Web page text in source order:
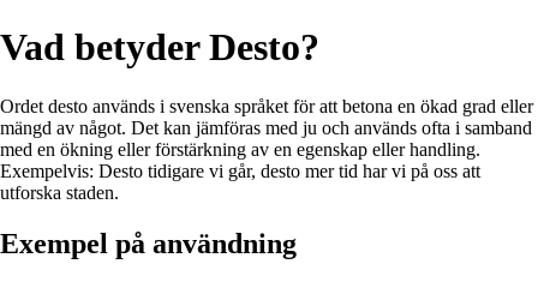
Vad betyder Desto?
Ordet desto används i svenska språket för att betona en ökad grad eller
mängd av något. Det kan jämföras med ju och används ofta i samband
med en ökning eller förstärkning av en egenskap eller handling.
Exempelvis: Desto tidigare vi går, desto mer tid har vi på oss att
utforska staden.
Exempel på användning